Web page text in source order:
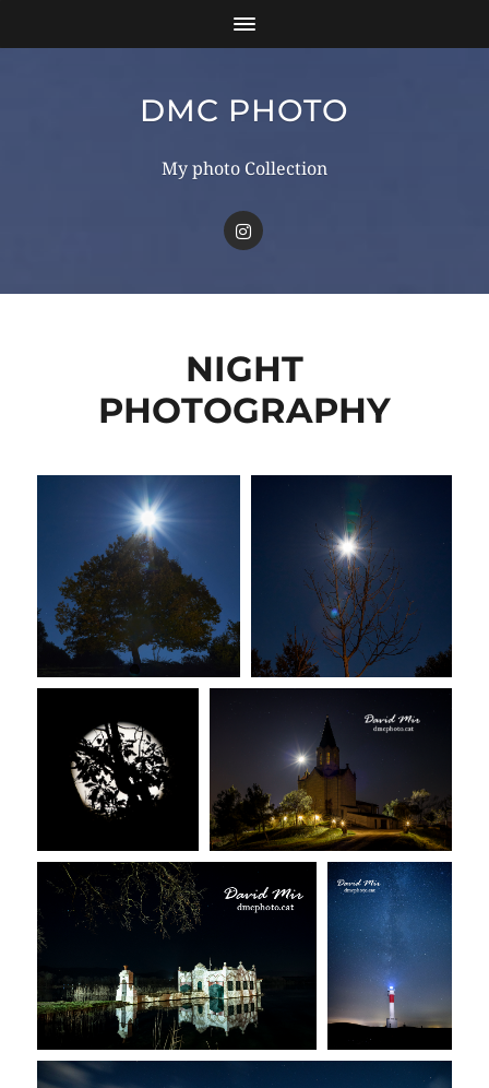
DMC PHOTO
My photo Collection
NIGHT
PHOTOGRAPHY